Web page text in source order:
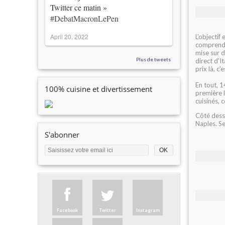
Twitter ce matin »
#DebatMacronLePen
April 20, 2022
Plus de tweets
100% cuisine et divertissement
S'abonner
Facebook Twitter Instagram
L'objectif
mise sur
direct
prix là,
En tout,
première
cuisinés,
Côté
Naples.